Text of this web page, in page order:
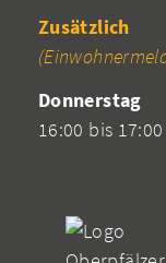
Zusätzlich
Donnerstag
16:00 bis